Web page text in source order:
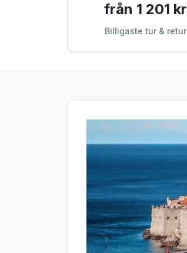
från 1 201 kr
Billigaste tur & retur